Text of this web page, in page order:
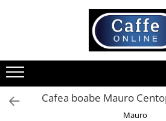
Cafea
Cafea Boabe
Capsule CafeaCafea boabe Mauro
Mauro